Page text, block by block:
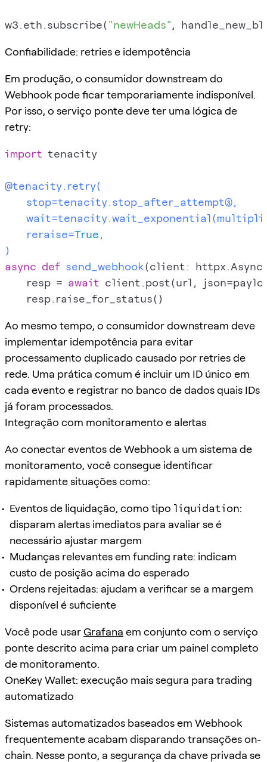
w3.eth.subscribe("newHeads"
Confiabilidade: retries e idempotência
Em produção, o consumidor downstream do
Webhook pode ficar temporariamente indisponível.
Por isso, o serviço ponte deve ter uma lógica de
retry:
import tenacity
@tenacity.retry(
    stop=tenacity.stop_after_attempt(
),
    wait=tenacity.wait_exponential(
    reraise=
True
)
async def send_webhook(client:
    resp =
await client.post(url,
Ao mesmo tempo, o consumidor downstream deve
implementar idempotência para evitar
processamento duplicado causado por retries de
rede. Uma prática comum é incluir um ID único em
cada evento e registrar no banco de dados quais IDs
já foram processados.
Integração com monitoramento e alertas
Ao conectar eventos de Webhook a um sistema de
monitoramento, você consegue identificar
rapidamente situações como:
Eventos de liquidação, como tipo liquidation:
disparam alertas imediatos para avaliar se é
necessário ajustar margem
Mudanças relevantes em funding rate: indicam
custo de posição acima do esperado
Ordens rejeitadas: ajudam a verificar se a margem
disponível é suficiente
Você pode usarGrafana em conjunto com o serviço
ponte descrito acima para criar um painel completo
de monitoramento.
OneKey Wallet: execução mais segura para trading
automatizado
Sistemas automatizados baseados em Webhook
frequentemente acabam disparando transações on-
chain. Nesse ponto, a segurança da chave privada se